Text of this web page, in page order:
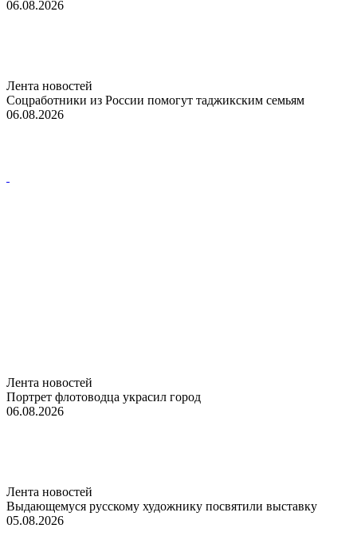
06.08.2026
Лента новостей
Соцработники из России помогут таджикским семьям
06.08.2026
Лента новостей
Портрет флотоводца украсил город
06.08.2026
Лента новостей
Выдающемуся русскому художнику посвятили выставку
05.08.2026